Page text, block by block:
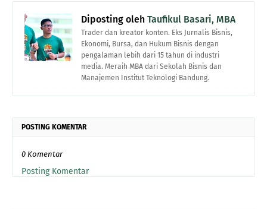
Diposting oleh Taufikul Basari, MBA
Trader dan kreator konten. Eks Jurnalis Bisnis,
Ekonomi, Bursa, dan Hukum Bisnis dengan
pengalaman lebih dari 15 tahun di industri
media. Meraih MBA dari Sekolah Bisnis dan
Manajemen Institut Teknologi Bandung.
POSTING KOMENTAR
0 Komentar
Posting Komentar